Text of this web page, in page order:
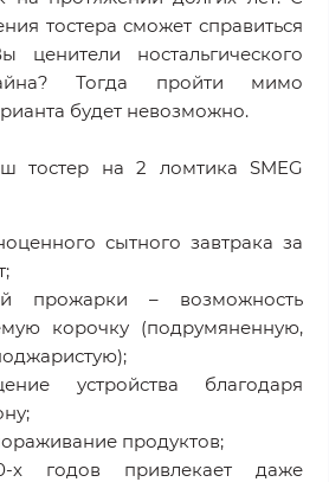
тостера сможет справиться
ностальгического
Тогда пройти мимо
будет невозможно.
тостер на 2 ломтика SMEG
сытного завтрака за
прожарки – возможность
корочку (подрумяненную,
устройства благодаря
продуктов;
х годов привлекает даже